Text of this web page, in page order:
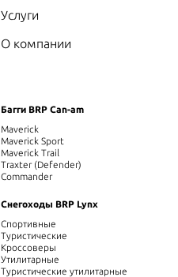
Услуги
О компании
Багги BRP Can-am
Maverick
Maverick Sport
Maverick Trail
Traxter (Defender)
Commander
Снегоходы BRP Lynx
Спортивные
Туристические
Кроссоверы
Утилитарные
Туристические утилитарные